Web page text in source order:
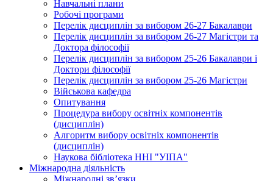
Навчальні плани
Робочі програми
Перелік дисциплін за вибором 26-27 Бакалаври
Перелік дисциплін за вибором 26-27 Магістри та
Доктора філософії
Перелік дисциплін за вибором 25-26 Бакалаври і
Доктори філософії
Перелік дисциплін за вибором 25-26 Магістри
Військова кафедра
Опитування
Процедура вибору освітніх компонентів
(дисциплін)
Алгоритм вибору освітніх компонентів
(дисциплін)
Наукова бібліотека ННІ "УІПА"
Міжнародна діяльність
Міжнародні зв’язки